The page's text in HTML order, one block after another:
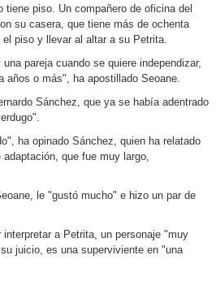
piso. Un compañero de oficina del
su casera, que tiene más de ochenta
piso y llevar al altar a su Petrita.
pareja cuando se quiere independizar,
años o más", ha apostillado Seoane.
Sánchez, que ya se había adentrado
ha opinado Sánchez, quien ha relatado
que fue muy largo,
le "gustó mucho" e hizo un par de
a Petrita, un personaje "muy
juicio, es una superviviente en "una